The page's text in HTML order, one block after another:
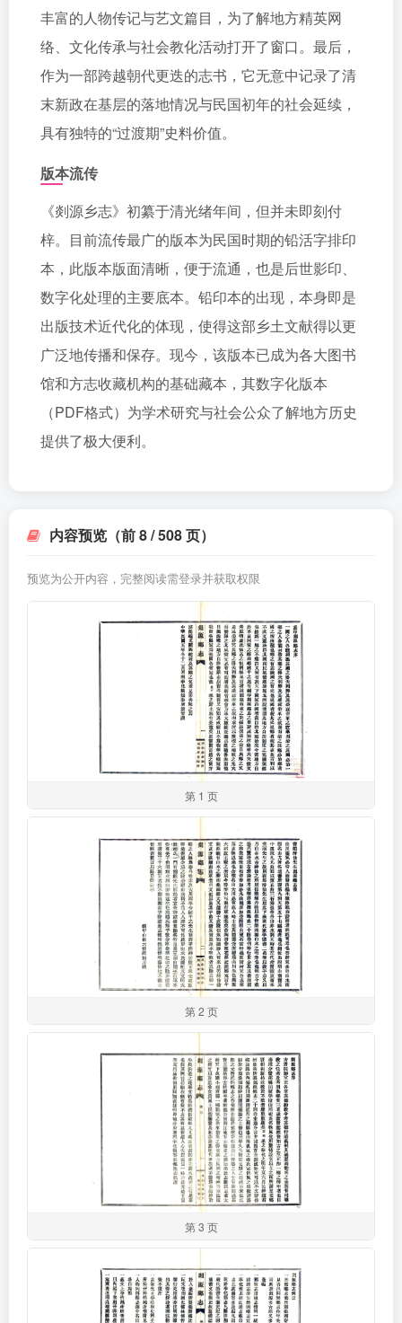
丰富的人物传记与艺文篇目，为了解地方精英网
络、文化传承与社会教化活动打开了窗口。最后，
作为一部跨越朝代更迭的志书，它无意中记录了清
末新政在基层的落地情况与民国初年的社会延续，
具有独特的“过渡期”史料价值。
版本流传
《剡源乡志》初纂于清光绪年间，但并未即刻付
梓。目前流传最广的版本为民国时期的铅活字排印
本，此版本版面清晰，便于流通，也是后世影印、
数字化处理的主要底本。铅印本的出现，本身即是
出版技术近代化的体现，使得这部乡土文献得以更
广泛地传播和保存。现今，该版本已成为各大图书
馆和方志收藏机构的基础藏本，其数字化版本
（PDF格式）为学术研究与社会公众了解地方历史
提供了极大便利。
内容预览（前 8 / 508 页）
预览为公开内容，完整阅读需登录并获取权限
第 1 页
第 2 页
第 3 页